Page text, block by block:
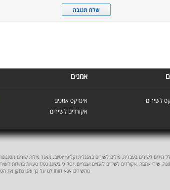
אמנים
לשירים
אינדקס אמנים
אקורדים לשירים
לשירים בעברית, מילים לשירים באנגלית וקליפי יוטיוב. מאגר מילות שירים
שירי אהבה, אקורדים לשירים לועזיים ועבריים. יכול כי בשוגג נפלו טעויות במילות
מהשירים אנא דווחו לנו על כך ואנו נתקן את